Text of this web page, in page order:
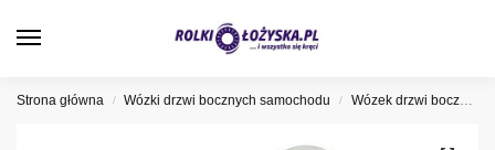
Strona główna / Wózki drzwi bocznych samochodu / Wózek drzwi bocznych Peugeot